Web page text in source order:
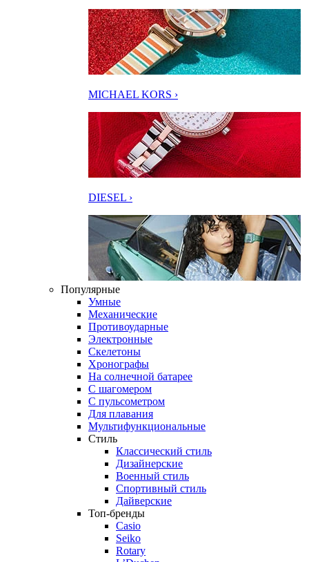
MICHAEL KORS ›
DIESEL ›
Популярные
Умные
Механические
Противоударные
Электронные
Скелетоны
Хронографы
На солнечной батарее
С шагомером
С пульсометром
Для плавания
Мультифункциональные
Стиль
Классический стиль
Дизайнерские
Военный стиль
Спортивный стиль
Дайверские
Топ-бренды
Casio
Seiko
Rotary